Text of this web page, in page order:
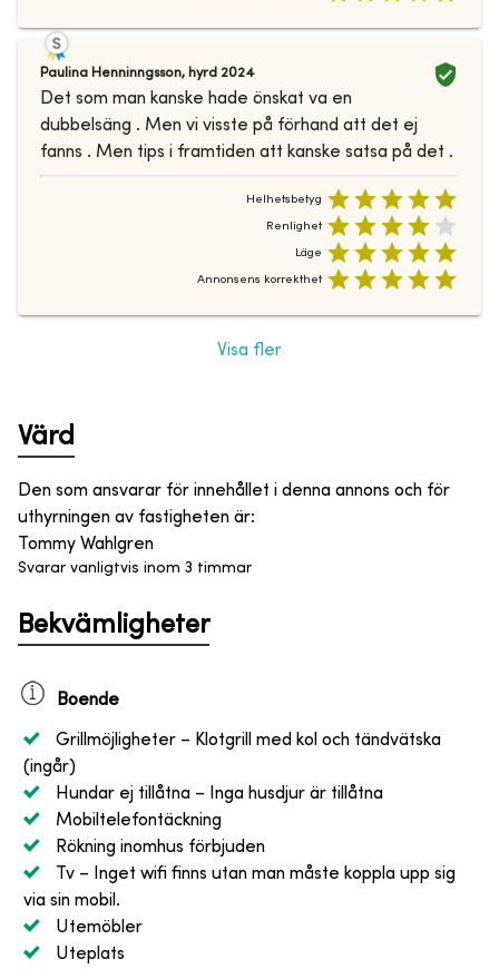
Paulina Henninngsson, hyrd 2024
Det som man kanske hade önskat va en
dubbelsäng . Men vi visste på förhand att det ej
fanns . Men tips i framtiden att kanske satsa på det .
Helhetsbetyg
Renlighet
Läge
Annonsens korrekthet
Visa fler
Värd
Den som ansvarar för innehållet i denna annons och för
uthyrningen av fastigheten är:
Tommy Wahlgren
Svarar vanligtvis inom 3 timmar
Bekvämligheter
Boende
Grillmöjligheter – Klotgrill med kol och tändvätska
(ingår)
Hundar ej tillåtna – Inga husdjur är tillåtna
Mobiltelefontäckning
Rökning inomhus förbjuden
Tv – Inget wifi finns utan man måste koppla upp sig
via sin mobil.
Utemöbler
Uteplats